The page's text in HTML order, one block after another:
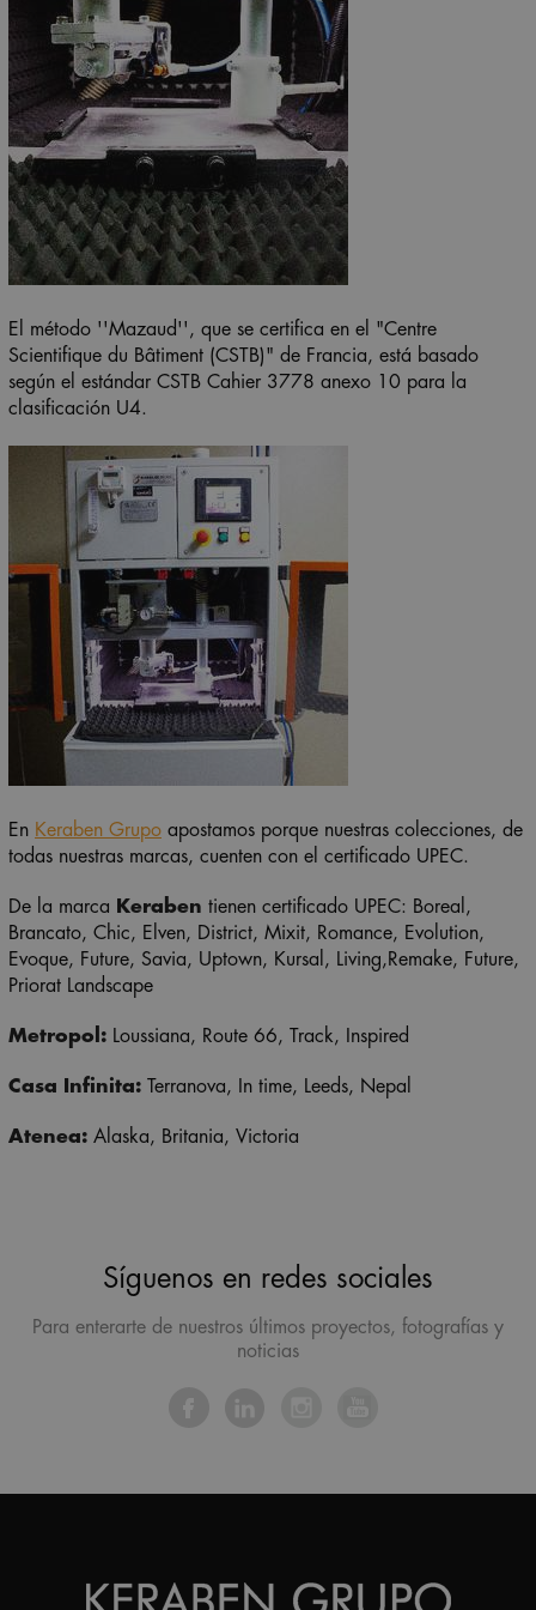
El método ''Mazaud'', que se certifica en el "Centre
Scientifique du Bâtiment (CSTB)" de Francia, está basado
según el estándar CSTB Cahier 3778 anexo 10 para la
clasificación U4.
En Keraben Grupo apostamos porque nuestras colecciones, de
todas nuestras marcas, cuenten con el certificado UPEC.
De la marca Keraben tienen certificado UPEC: Boreal,
Brancato, Chic, Elven, District, Mixit, Romance, Evolution,
Evoque, Future, Savia, Uptown, Kursal, Living,Remake, Future,
Priorat Landscape
Metropol: Loussiana, Route 66, Track, Inspired
Casa Infinita: Terranova, In time, Leeds, Nepal
Atenea: Alaska, Britania, Victoria
Síguenos en redes sociales
Para enterarte de nuestros últimos proyectos, fotografías y
noticias